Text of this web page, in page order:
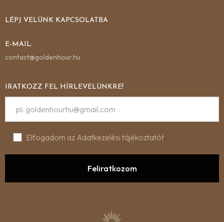
LÉPJ VELÜNK KAPCSOLATBA
E-MAIL:
contact@goldenhour.hu
IRATKOZZ FEL HÍRLEVELÜNKRE!
Elfogadom az Adatkezelési tájékoztatót.